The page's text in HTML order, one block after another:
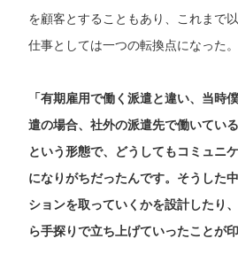
を顧客とすることもあり、これまで
仕事としては一つの転換点になった。
「有期雇用で働く派遣と違い、当時
遣の場合、社外の派遣先で働いてい
という形態で、どうしてもコミュニ
になりがちだったんです。そうした
ションを取っていくかを設計したり
ら手探りで立ち上げていったことが